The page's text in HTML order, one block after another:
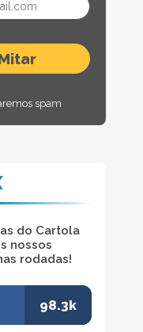
spam
do Cartola
nossos
rodadas!
98.3k